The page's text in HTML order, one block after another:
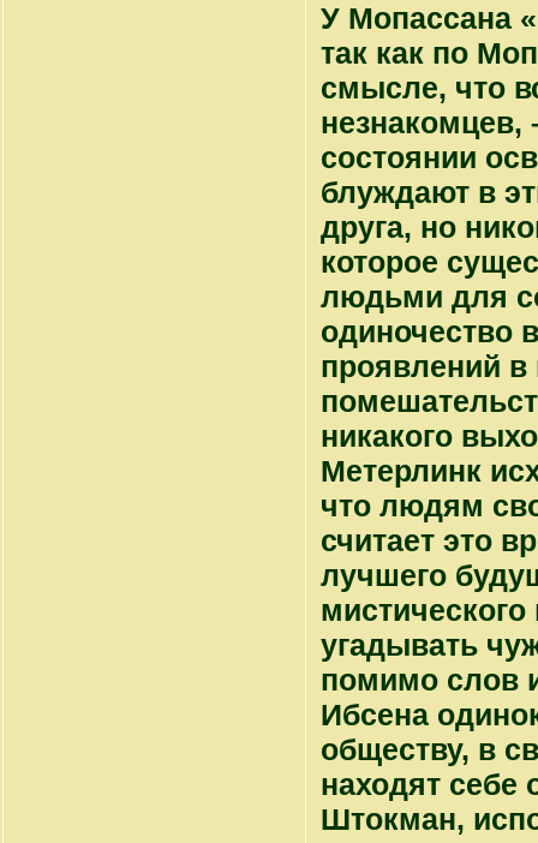
У Мопассана
так как по
смысле, что
незнакомцев,
состоянии
блуждают в
друга, но
которое
людьми для
одиночество
проявлений в
никакого
Метерлинк
что людям
считает это
лучшего
угадывать
помимо слов
Ибсена
обществу, в
находят себе
Штокман,